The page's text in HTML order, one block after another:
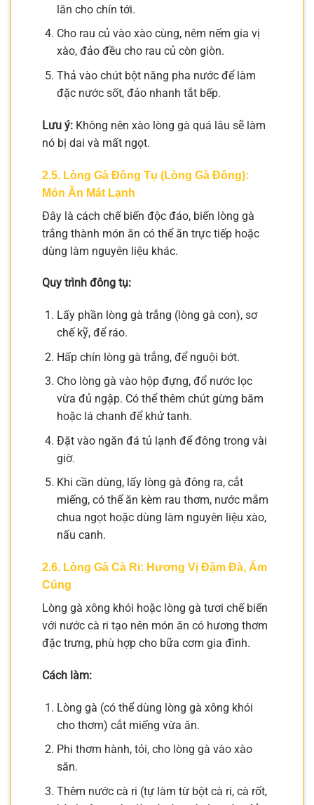
lăn cho chín tới.
Cho rau củ vào xào cùng, nêm nếm gia vị
xào, đảo đều cho rau củ còn giòn.
Thả vào chút bột năng pha nước để làm
đặc nước sốt, đảo nhanh tắt bếp.
Lưu ý: Không nên xào lòng gà quá lâu sẽ làm
nó bị dai và mất ngọt.
2.5. Lòng Gà Đông Tụ (Lòng Gà Đông):
Món Ăn Mát Lạnh
Đây là cách chế biến độc đáo, biến lòng gà
trắng thành món ăn có thể ăn trực tiếp hoặc
dùng làm nguyên liệu khác.
Quy trình đông tụ:
Lấy phần lòng gà trắng (lòng gà con), sơ
chế kỹ, để ráo.
Hấp chín lòng gà trắng, để nguội bớt.
Cho lòng gà vào hộp đựng, đổ nước lọc
vừa đủ ngập. Có thể thêm chút gừng băm
hoặc lá chanh để khử tanh.
Đặt vào ngăn đá tủ lạnh để đông trong vài
giờ.
Khi cần dùng, lấy lòng gà đông ra, cắt
miếng, có thể ăn kèm rau thơm, nước mắm
chua ngọt hoặc dùng làm nguyên liệu xào,
nấu canh.
2.6. Lòng Gà Cà Ri: Hương Vị Đậm Đà, Ấm
Cúng
Lòng gà xông khói hoặc lòng gà tươi chế biến
với nước cà ri tạo nên món ăn có hương thơm
đặc trưng, phù hợp cho bữa cơm gia đình.
Cách làm:
Lòng gà (có thể dùng lòng gà xông khói
cho thơm) cắt miếng vừa ăn.
Phi thơm hành, tỏi, cho lòng gà vào xào
săn.
Thêm nước cà ri (tự làm từ bột cà ri, cà rốt,